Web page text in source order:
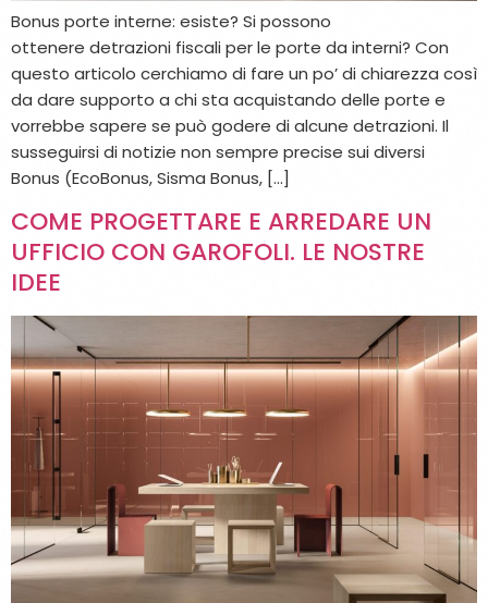
Bonus porte interne: esiste? Si possono
ottenere detrazioni fiscali per le porte da interni? Con
questo articolo cerchiamo di fare un po’ di chiarezza così
da dare supporto a chi sta acquistando delle porte e
vorrebbe sapere se può godere di alcune detrazioni. Il
susseguirsi di notizie non sempre precise sui diversi
Bonus (EcoBonus, Sisma Bonus, […]
COME PROGETTARE E ARREDARE UN
UFFICIO CON GAROFOLI. LE NOSTRE
IDEE